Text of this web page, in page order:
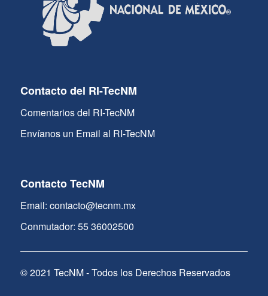
Contacto del RI-TecNM
Comentarios del RI-TecNM
Envíanos un Email al RI-TecNM
Contacto TecNM
Email: contacto@tecnm.mx
Conmutador: 55 36002500
© 2021 TecNM - Todos los Derechos Reservados